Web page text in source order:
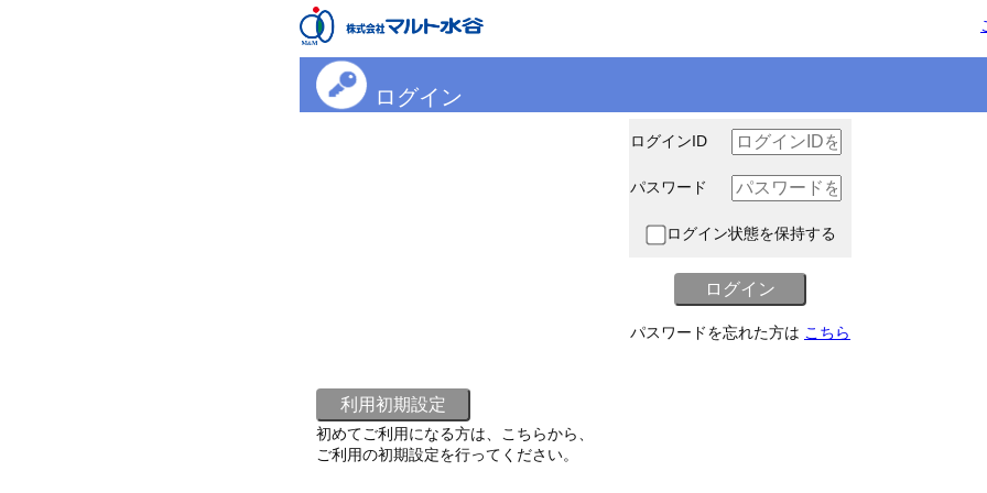
ログイン
ログインID
パスワード
ログイン状態を保持する
パスワードを忘れた方は こちら
初めてご利用になる方は、こちらから、
ご利用の初期設定を行ってください。